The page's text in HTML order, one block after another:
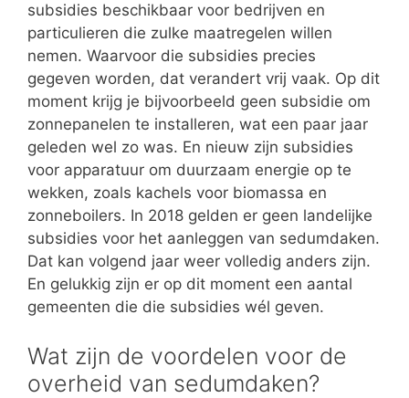
subsidies beschikbaar voor bedrijven en
particulieren die zulke maatregelen willen
nemen. Waarvoor die subsidies precies
gegeven worden, dat verandert vrij vaak. Op dit
moment krijg je bijvoorbeeld geen subsidie om
zonnepanelen te installeren, wat een paar jaar
geleden wel zo was. En nieuw zijn subsidies
voor apparatuur om duurzaam energie op te
wekken, zoals kachels voor biomassa en
zonneboilers. In 2018 gelden er geen landelijke
subsidies voor het aanleggen van sedumdaken.
Dat kan volgend jaar weer volledig anders zijn.
En gelukkig zijn er op dit moment een aantal
gemeenten die die subsidies wél geven.
Wat zijn de voordelen voor de
overheid van sedumdaken?